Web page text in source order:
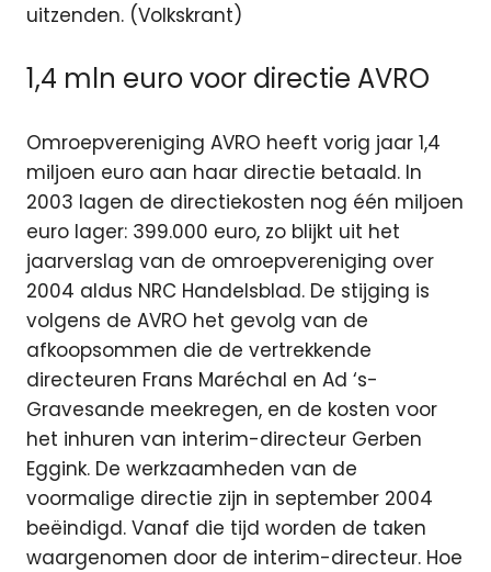
uitzenden. (Volkskrant)
1,4 mln euro voor directie AVRO
Omroepvereniging AVRO heeft vorig jaar 1,4
miljoen euro aan haar directie betaald. In
2003 lagen de directiekosten nog één miljoen
euro lager: 399.000 euro, zo blijkt uit het
jaarverslag van de omroepvereniging over
2004 aldus NRC Handelsblad. De stijging is
volgens de AVRO het gevolg van de
afkoopsommen die de vertrekkende
directeuren Frans Maréchal en Ad ‘s-
Gravesande meekregen, en de kosten voor
het inhuren van interim-directeur Gerben
Eggink. De werkzaamheden van de
voormalige directie zijn in september 2004
beëindigd. Vanaf die tijd worden de taken
waargenomen door de interim-directeur. Hoe